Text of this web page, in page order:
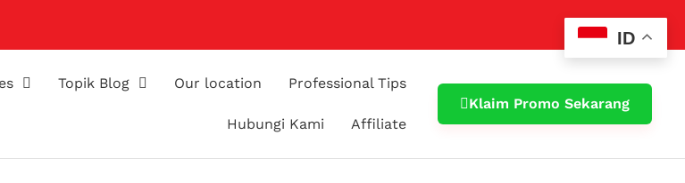
Topik Blog Our location Professional Tips
Hubungi Kami Affiliate
Klaim Promo Sekarang
ID